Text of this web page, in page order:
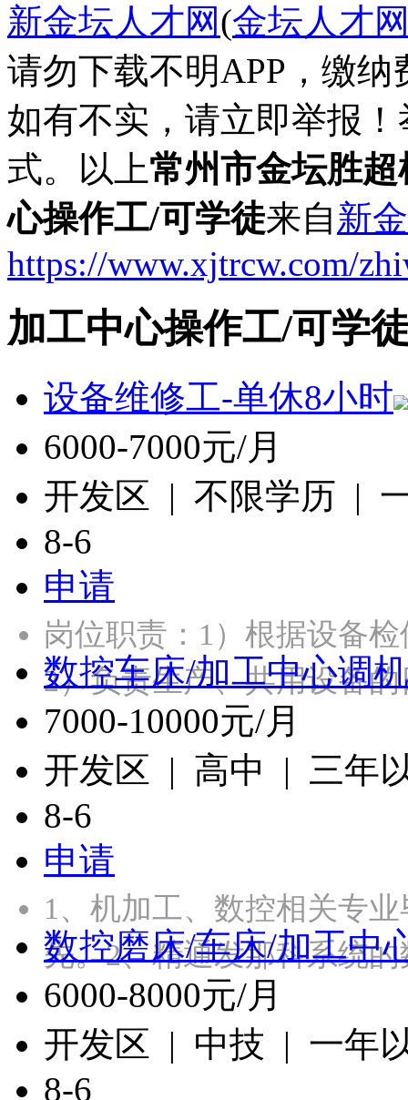
新金坛人才网(金坛人才
请勿下载不明APP，缴
如有不实，请立即举报
式。以上常州市金坛胜
心操作工/可学徒来自新
https://www.xjtrcw.com/
加工中心操作工/可学
设备维修工-单休8小时
6000-7000元/月
开发区 | 不限学历 |
8-6
申请
岗位职责：1）根据设备
2）负责生产、共用设备
数控车床/加工中心调
7000-10000元/月
开发区 | 高中 | 三年
8-6
申请
1、机加工、数控相关专
先。2、精通发那科系统
数控磨床/车床/加工中
6000-8000元/月
开发区 | 中技 | 一年
8-6